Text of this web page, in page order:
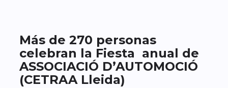
Más de 270 personas
celebran la Fiesta anual de
ASSOCIACIÓ D’AUTOMOCIÓ
(CETRAA Lleida)